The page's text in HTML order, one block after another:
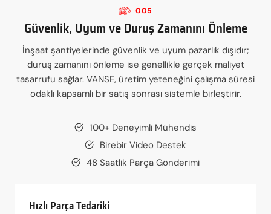
005
Güvenlik, Uyum ve Duruş Zamanını Önleme
İnşaat şantiyelerinde güvenlik ve uyum pazarlık dışıdır;
duruş zamanını önleme ise genellikle gerçek maliyet
tasarrufu sağlar. VANSE, üretim yeteneğini çalışma süresi
odaklı kapsamlı bir satış sonrası sistemle birleştirir.
100+ Deneyimli Mühendis
Birebir Video Destek
48 Saatlik Parça Gönderimi
Hızlı Parça Tedariki